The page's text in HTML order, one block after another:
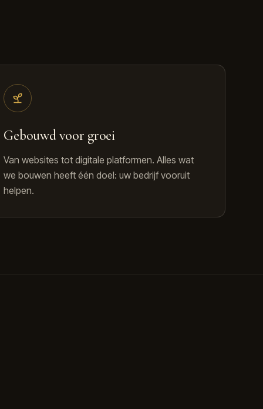
Gebouwd voor groei
Van websites tot digitale platformen. Alles wat
we bouwen heeft één doel: uw bedrijf vooruit
helpen.